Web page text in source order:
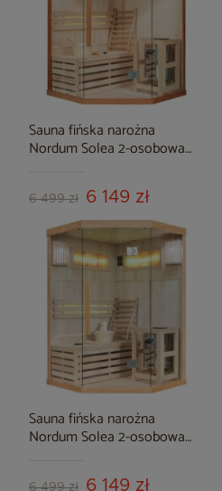
Sauna fińska narożna
Nordum Solea 2-osobowa
6 499 zł 6 149 zł
Sauna fińska narożna
Nordum Solea 2-osobowa
6 499 zł 6 149 zł